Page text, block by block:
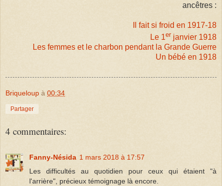
ancêtres :
Il fait si froid en 1917-18
Le 1er janvier 1918
Les femmes et le charbon pendant la Grande Guerre
Un bébé en 1918
Briqueloup à 00:34
Partager
4 commentaires:
Fanny-Nésida 1 mars 2018 à 17:57
Les difficultés au quotidien pour ceux qui étaient "à
l'arrière", précieux témoignage là encore.